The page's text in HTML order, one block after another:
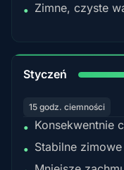
• Zimne, czyste
Styczeń
15 godz. ciemności
• Konsekwentnie
• Stabilne